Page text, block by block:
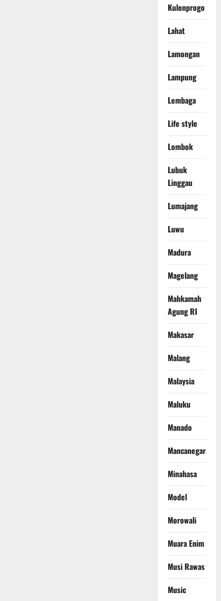
Kulonprogo
Lahat
Lamongan
Lampung
Lembaga
Life style
Lombok
Lubuk
Linggau
Lumajang
Luwu
Madura
Magelang
Mahkamah
Agung RI
Makasar
Malang
Malaysia
Maluku
Manado
Mancanegara
Minahasa
Model
Morowali
Muara Enim
Musi Rawas
Music